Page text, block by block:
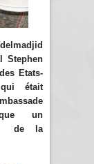
Stephen
Etats-
était
un
de la